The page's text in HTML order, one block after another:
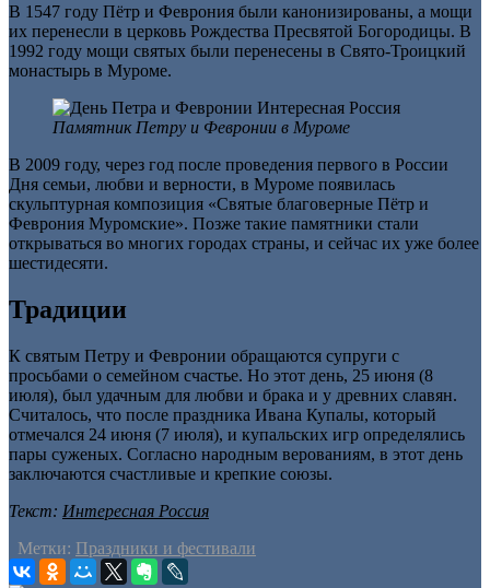
В 1547 году Пётр и Феврония были канонизированы, а мощи
их перенесли в церковь Рождества Пресвятой Богородицы. В
1992 году мощи святых были перенесены в Свято-Троицкий
монастырь в Муроме.
Памятник Петру и Февронии в Муроме
В 2009 году, через год после проведения первого в России
Дня семьи, любви и верности, в Муроме появилась
скульптурная композиция «Святые благоверные Пётр и
Феврония Муромские». Позже такие памятники стали
открываться во многих городах страны, и сейчас их уже более
шестидесяти.
Традиции
К святым Петру и Февронии обращаются супруги с
просьбами о семейном счастье. Но этот день, 25 июня (8
июля), был удачным для любви и брака и у древних славян.
Считалось, что после праздника Ивана Купалы, который
отмечался 24 июня (7 июля), и купальских игр определялись
пары суженых. Согласно народным верованиям, в этот день
заключаются счастливые и крепкие союзы.
Текст: Интересная Россия
Метки: Праздники и фестивали